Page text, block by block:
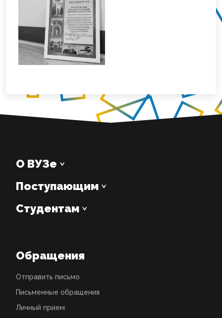
О ВУЗе
Поступающим
Студентам
Обращения
Отправить письмо
Письменные обращения
Личный прием